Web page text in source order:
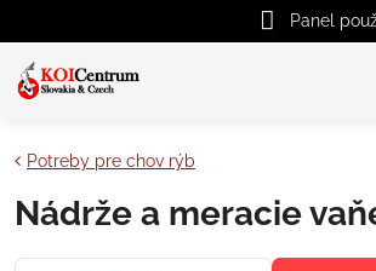
Panel
Potreby pre chov rýb
Nádrže a meracie